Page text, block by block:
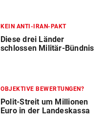
KEIN ANTI-IRAN-PAKT
Diese drei Länder
schlossen Militär-Bündnis
OBJEKTIVE BEWERTUNGEN?
Polit-Streit um Millionen
Euro in der Landeskassa